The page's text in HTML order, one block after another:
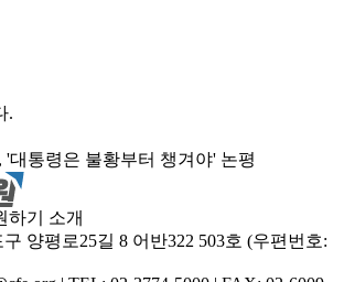
.
대통령은 불황부터 챙겨야' 논평
하기
소개
양평로25길 8 어반322 503호 (우편번호: